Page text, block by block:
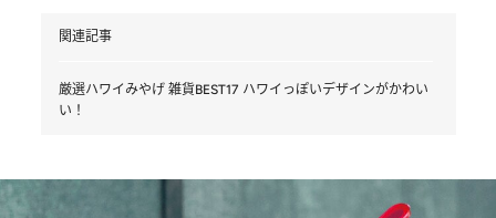
関連記事
厳選ハワイみやげ 雑貨BEST17 ハワイっぽいデザインがかわい
い！